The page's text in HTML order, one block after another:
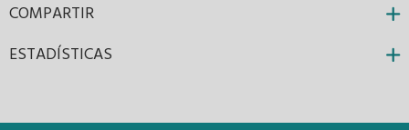
COMPARTIR
ESTADÍSTICAS